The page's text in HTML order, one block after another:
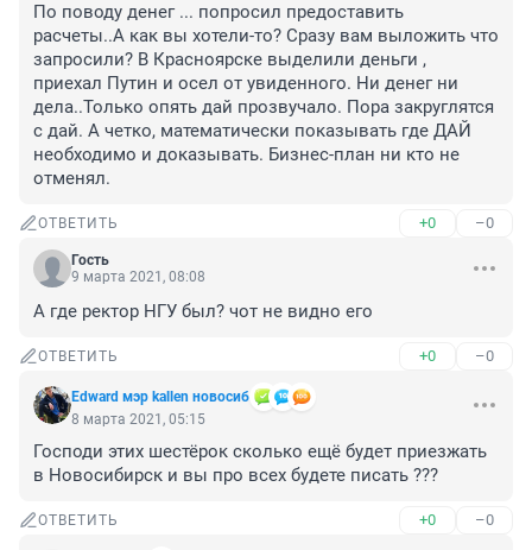
По поводу денег ... попросил предоставить
расчеты..А как вы хотели-то? Сразу вам выложить что
запросили? В Красноярске выделили деньги ,
приехал Путин и осел от увиденного. Ни денег ни
дела..Только опять дай прозвучало. Пора закруглятся
с дай. А четко, математически показывать где ДАЙ
необходимо и доказывать. Бизнес-план ни кто не
отменял.
ОТВЕТИТЬ +0 –0
Гость
9 марта 2021, 08:08
А где ректор НГУ был? чот не видно его
ОТВЕТИТЬ +0 –0
Edward мэр kallen новосиб
8 марта 2021, 05:15
Господи этих шестёрок сколько ещё будет приезжать
в Новосибирск и вы про всех будете писать ???
ОТВЕТИТЬ +0 –0